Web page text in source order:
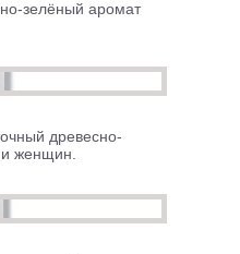
зелёный аромат
древесно-
женщин.